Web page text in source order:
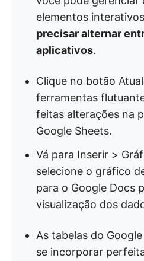
elementos
precisar alternar
aplicativos.
Clique no botão
ferramentas
feitas alterações na
Google Sheets.
Vá para Inserir >
selecione o gráfico
para o Google Docs
visualização dos
As tabelas do
se incorporar